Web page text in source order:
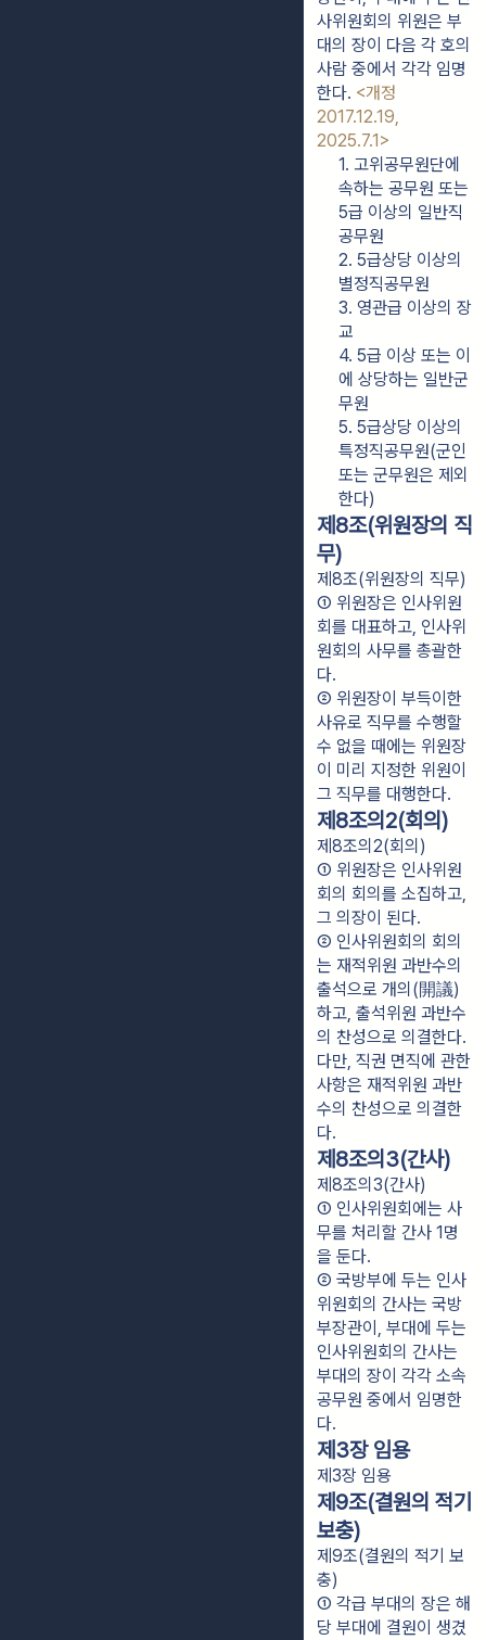
사위원회의 위원은 부
대의 장이 다음 각 호의
사람 중에서 각각 임명
한다. <개정
2017.12.19,
2025.7.1>
1. 고위공무원단에
속하는 공무원 또는
5급 이상의 일반직
공무원
2. 5급상당 이상의
별정직공무원
3. 영관급 이상의 장
교
4. 5급 이상 또는 이
에 상당하는 일반군
무원
5. 5급상당 이상의
특정직공무원(군인
또는 군무원은 제외
한다)
제8조(위원장의 직
무)
제8조(위원장의 직무)
① 위원장은 인사위원
회를 대표하고, 인사위
원회의 사무를 총괄한
다.
② 위원장이 부득이한
사유로 직무를 수행할
수 없을 때에는 위원장
이 미리 지정한 위원이
그 직무를 대행한다.
제8조의2(회의)
제8조의2(회의)
① 위원장은 인사위원
회의 회의를 소집하고,
그 의장이 된다.
② 인사위원회의 회의
는 재적위원 과반수의
출석으로 개의(開議)
하고, 출석위원 과반수
의 찬성으로 의결한다.
다만, 직권 면직에 관한
사항은 재적위원 과반
수의 찬성으로 의결한
다.
제8조의3(간사)
제8조의3(간사)
① 인사위원회에는 사
무를 처리할 간사 1명
을 둔다.
② 국방부에 두는 인사
위원회의 간사는 국방
부장관이, 부대에 두는
인사위원회의 간사는
부대의 장이 각각 소속
공무원 중에서 임명한
다.
제3장 임용
제3장 임용
제9조(결원의 적기
보충)
제9조(결원의 적기 보
충)
① 각급 부대의 장은 해
당 부대에 결원이 생겼